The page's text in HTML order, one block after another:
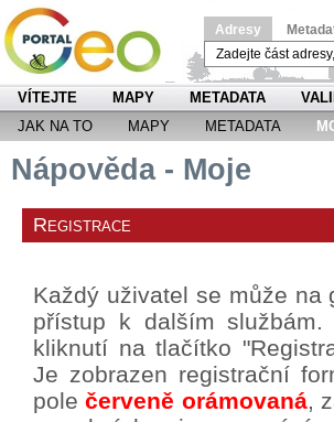
Adresy
VÍTEJTE MAPY METADATA
JAK NA TO
MAPY METADATA
Nápověda - Moje
Registrace
Každý uživatel se může na
přístup k dalším
kliknutí na tlačítko
Je zobrazen registrační
polečerveně orámovaná,